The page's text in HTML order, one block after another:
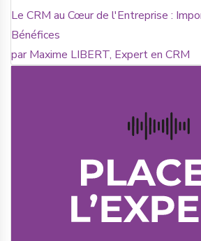
Le CRM au Cœur de l'Entreprise :
Bénéfices
par Maxime LIBERT, Expert en CRM